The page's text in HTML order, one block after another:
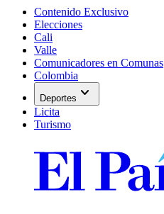
Contenido Exclusivo
Elecciones
Cali
Valle
Comunicadores en Comunas
Colombia
Deportes expand_more
Licita
Turismo